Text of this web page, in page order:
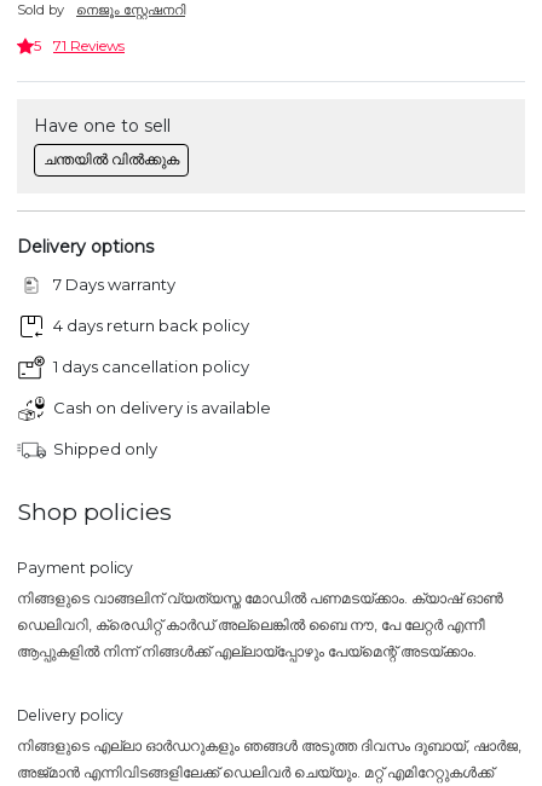
Sold by നെജൂം സ്റ്റേഷനറി
5 71 Reviews
Have one to sell
ചന്തയിൽ വിൽക്കുക
Delivery options
7 Days warranty
4 days return back policy
1 days cancellation policy
Cash on delivery is available
Shipped only
Shop policies
Payment policy
നിങ്ങളുടെ വാങ്ങലിന് വ്യത്യസ്ത മോഡിൽ പണമടയ്ക്കാം. ക്യാഷ് ഓൺ
ഡെലിവറി, ക്രെഡിറ്റ് കാർഡ് അല്ലെങ്കിൽ ബൈ നൗ, പേ ലേറ്റർ എന്നീ
ആപ്പുകളിൽ നിന്ന് നിങ്ങൾക്ക് എല്ലായ്പ്പോഴും പേയ്‌മെന്റ് അടയ്ക്കാം.
Delivery policy
നിങ്ങളുടെ എല്ലാ ഓർഡറുകളും ഞങ്ങൾ അടുത്ത ദിവസം ദുബായ്, ഷാർജ,
അജ്മാൻ എന്നിവിടങ്ങളിലേക്ക് ഡെലിവർ ചെയ്യും. മറ്റ് എമിറേറ്റുകൾക്ക്